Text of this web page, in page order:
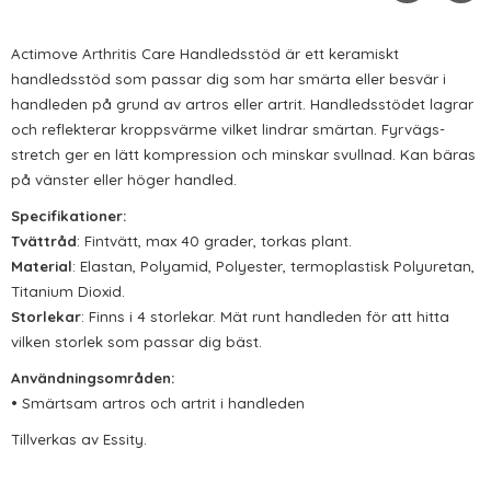
Actimove Arthritis Care Handledsstöd är ett keramiskt
handledsstöd som passar dig som har smärta eller besvär i
handleden på grund av artros eller artrit. Handledsstödet lagrar
och reflekterar kroppsvärme vilket lindrar smärtan. Fyrvägs-
stretch ger en lätt kompression och minskar svullnad. Kan bäras
på vänster eller höger handled.
Specifikationer:
Tvättråd: Fintvätt, max 40 grader, torkas plant.
Material: Elastan, Polyamid, Polyester, termoplastisk Polyuretan,
Titanium Dioxid.
Storlekar: Finns i 4 storlekar. Mät runt handleden för att hitta
vilken storlek som passar dig bäst.
Användningsområden:
• Smärtsam artros och artrit i handleden
Tillverkas av Essity.